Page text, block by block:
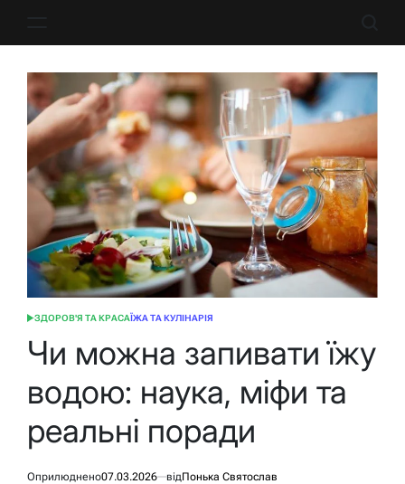
ОПУБЛІКУВАТИ
ЗДОРОВ'Я ТА КРАСАЇЖА ТА КУЛІНАРІЯ
Чи можна запивати їжу
водою: наука, міфи та
реальні поради
Оприлюднено07.03.2026 відПонька Святослав